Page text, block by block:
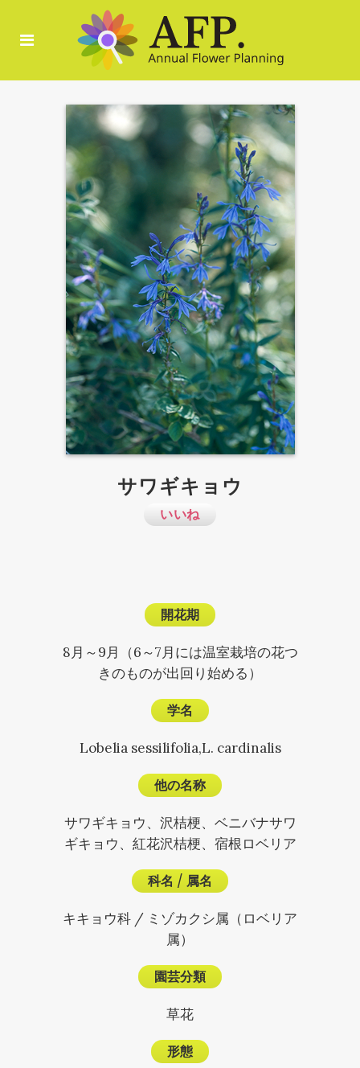
サワギキョウ
いいね
開花期
8月～9月（6～7月には温室栽培の花つ
きのものが出回り始める）
学名
Lobelia sessilifolia,L. cardinalis
他の名称
サワギキョウ、沢桔梗、ベニバナサワ
ギキョウ、紅花沢桔梗、宿根ロベリア
科名 / 属名
キキョウ科 / ミゾカクシ属（ロベリア
属）
園芸分類
草花
形態